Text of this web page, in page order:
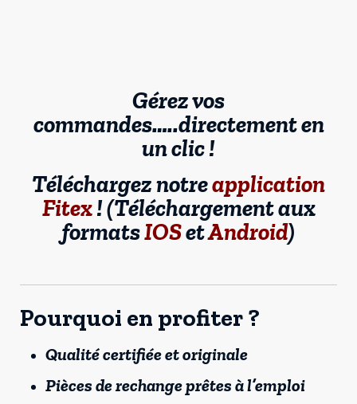
Gérez vos
commandes…..directement en
un clic !
Téléchargez notreapplication
Fitex! (Téléchargement aux
formatsIOSetAndroid)
Pourquoi en profiter ?
Qualité certifiée et originale
Pièces de rechange prêtes à l’emploi